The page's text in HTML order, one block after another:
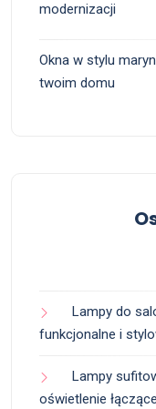
modernizacji
Okna w stylu
twoim domu
Lampy do
funkcjonalne i
Lampy
oświetlenie